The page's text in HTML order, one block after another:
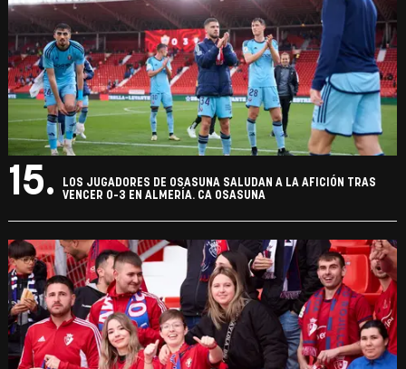
15.
LOS JUGADORES DE OSASUNA SALUDAN A LA AFICIÓN TRAS
VENCER 0-3 EN ALMERÍA. CA OSASUNA